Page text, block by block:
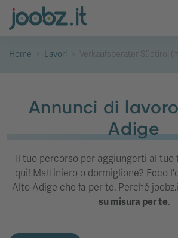
Home Lavori Verkaufsberater Südtirol
Annunci di
Adige
Il tuo percorso per aggiungerti al tuo
qui! Mattiniero o dormiglione? Ecco
Alto Adige che fa per te. Perché
su misura per te.